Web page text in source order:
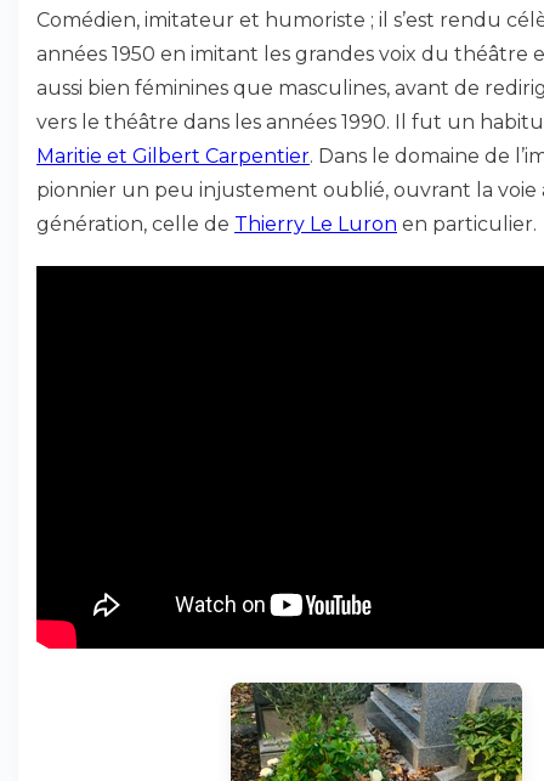
Comédien, imitateur et humoriste ; il s’est rendu
années 1950 en imitant les grandes voix du théâtre
aussi bien féminines que masculines, avant de
vers le théâtre dans les années 1990. Il fut un
Maritie et Gilbert Carpentier. Dans le domaine de
pionnier un peu injustement oublié, ouvrant la
génération, celle de Thierry Le Luron en particulier.